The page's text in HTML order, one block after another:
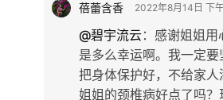
蓓蕾含香 2022年8月14日 下
@碧宇流云： 感谢姐姐用
是多么幸运啊。我一定
把身体保护好，不给家人
姐姐的颈椎病好点了吗